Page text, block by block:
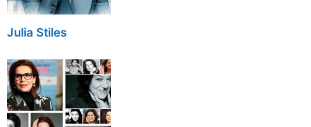
Julia Stiles